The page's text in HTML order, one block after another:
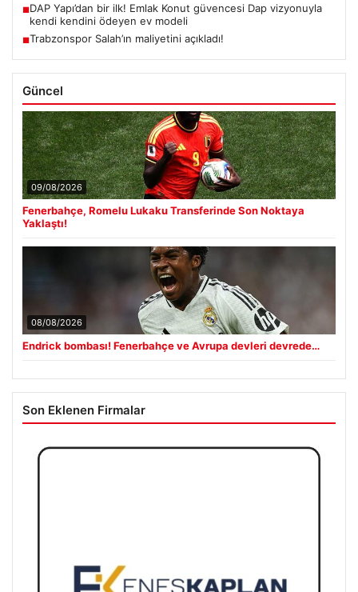
■DAP Yapı’dan bir ilk! Emlak Konut güvencesi Dap vizyonuyla
kendi kendini ödeyen ev modeli
■Trabzonspor Salah’ın maliyetini açıkladı!
Güncel
09/08/2026
Fenerbahçe, Romelu Lukaku Transferinde Son Noktaya
Yaklaştı!
08/08/2026
Endrick bombası! Fenerbahçe ve Avrupa devleri devrede…
Son Eklenen Firmalar